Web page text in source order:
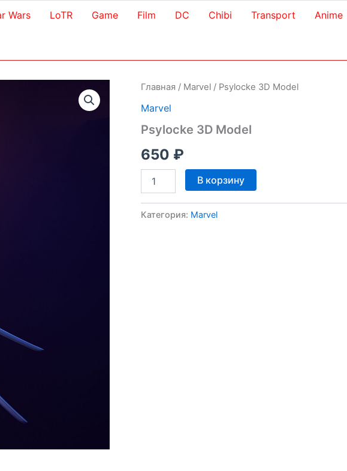
Wars LoTR Game Film DC Chibi Transport Anime
Главная / Marvel / Psylocke 3D Model
Marvel
Psylocke 3D Model
650 ₽
Количество
товара
3D
В корзину
Категория: Marvel